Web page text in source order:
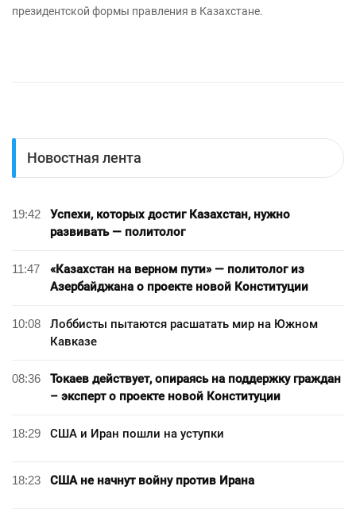
президентской формы правления в Казахстане.
Новостная лента
19:42
Успехи, которых достиг Казахстан, нужно
развивать — политолог
11:47
«Казахстан на верном пути» — политолог из
Азербайджана о проекте новой Конституции
10:08
Лоббисты пытаются расшатать мир на Южном
Кавказе
08:36
Токаев действует, опираясь на поддержку граждан
– эксперт о проекте новой Конституции
18:29 США и Иран пошли на уступки
18:23 США не начнут войну против Ирана